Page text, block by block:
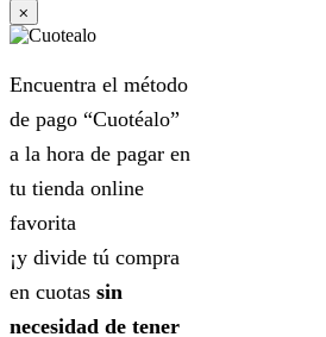
⨉
Encuentra el método
de pago “Cuotéalo”
a la hora de pagar en
tu tienda online
favorita
¡y divide tú compra
en cuotas sin
necesidad de tener